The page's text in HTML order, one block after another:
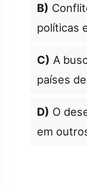
B)
políticas
C) A
países
D) O
em